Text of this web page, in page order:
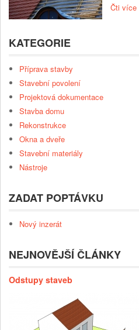
Čti více
KATEGORIE
Příprava stavby
Stavební povolení
Projektová dokumentace
Stavba domu
Rekonstrukce
Okna a dveře
Stavební materiály
Nástroje
ZADAT POPTÁVKU
Nový inzerát
NEJNOVĚJŠÍ ČLÁNKY
Odstupy staveb